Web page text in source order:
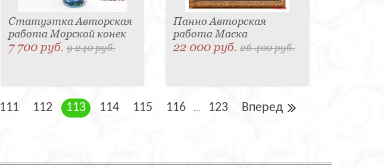
Статуэтка Авторская
работа Морской конек
7 700 руб. 9 240 руб.
Панно Авторская
работа Маска
22 000 руб.26 400 руб.
111 112 113 114 115 116 ... 123 Вперед